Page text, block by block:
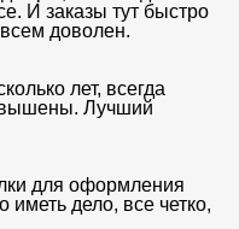
И заказы тут быстро
доволен.
лет, всегда
Лучший
для оформления
дело, все четко,